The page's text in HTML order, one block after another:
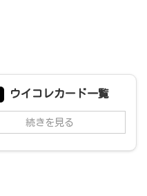
ウイコレカード一覧
続きを見る